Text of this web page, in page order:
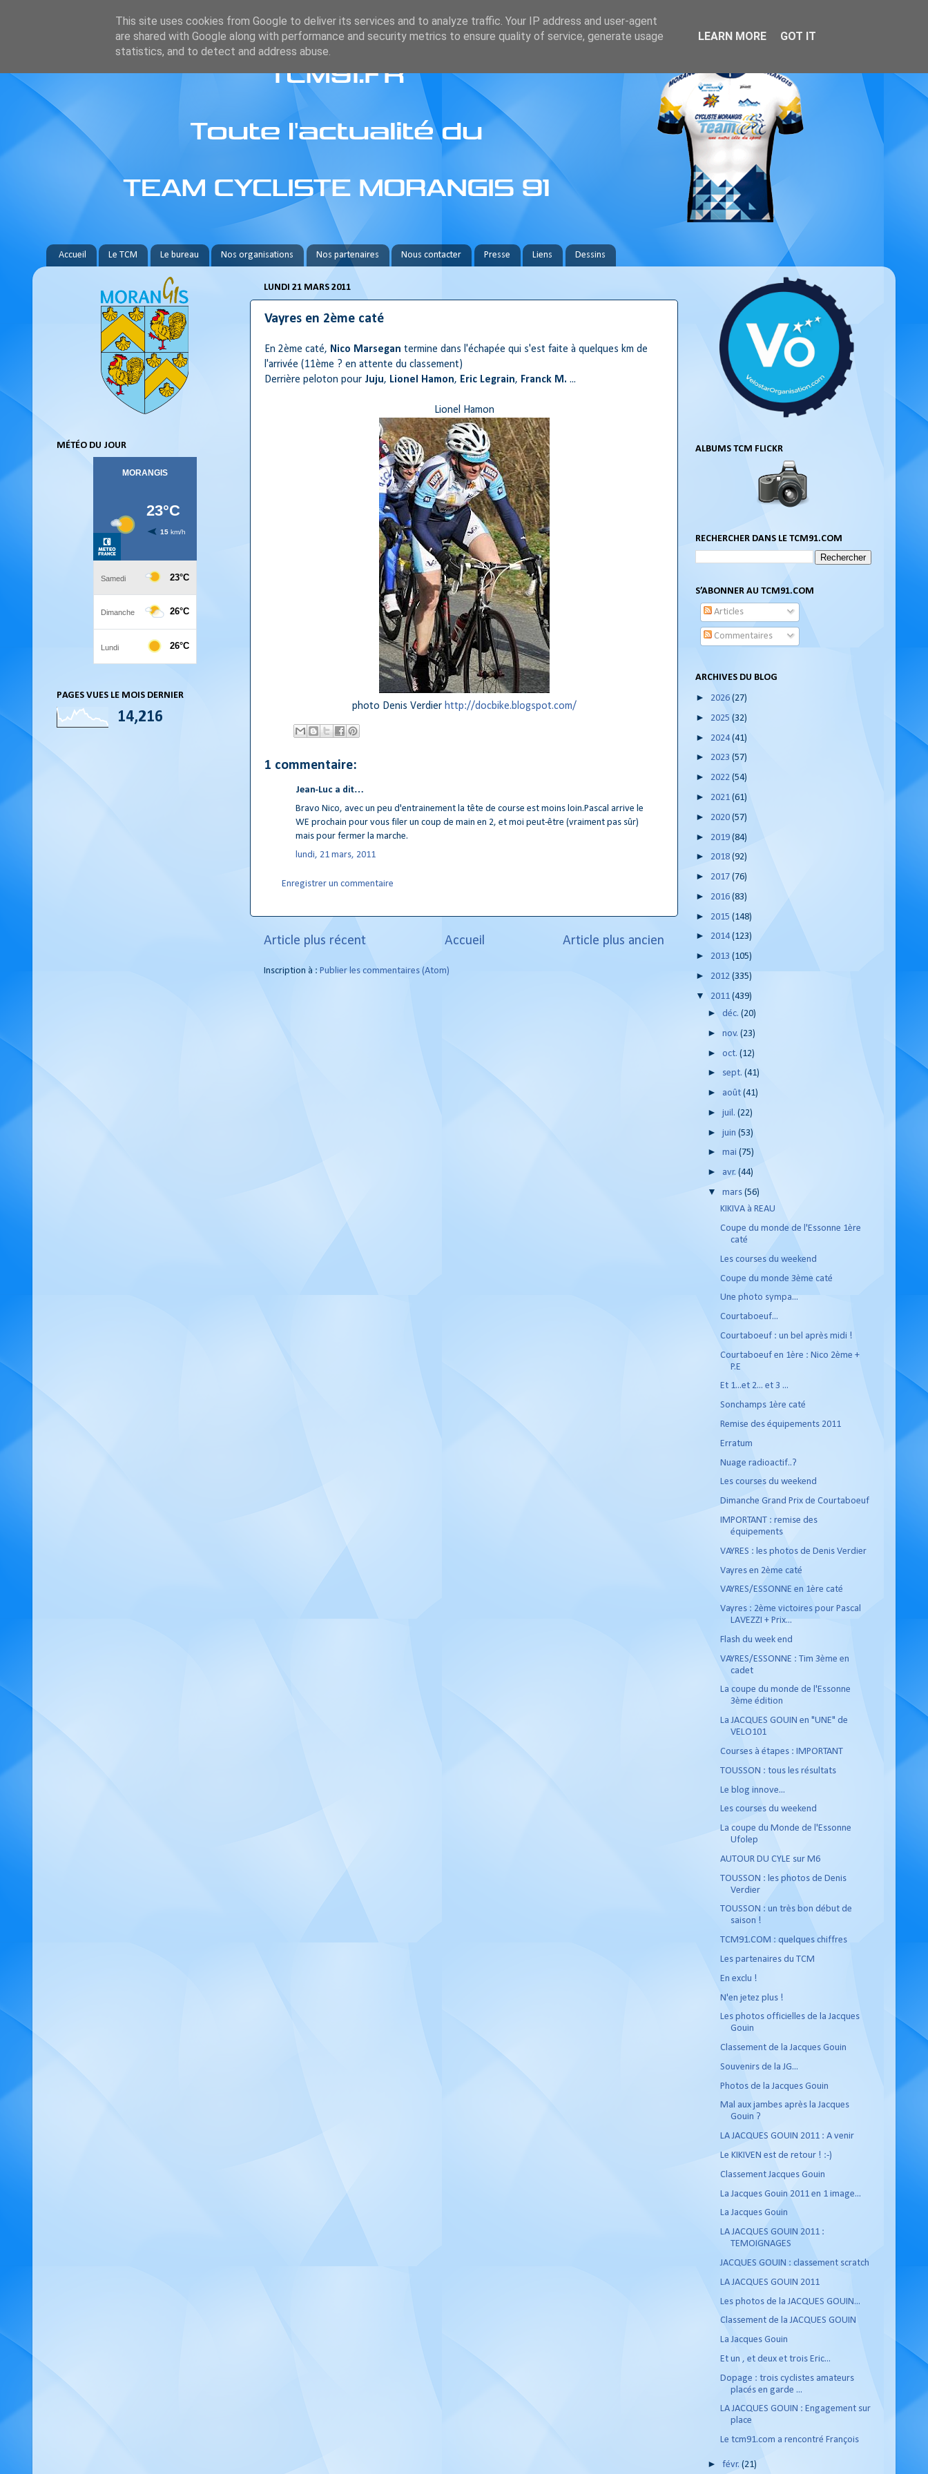
Accueil Le TCM Le bureau Nos organisations Nos partenaires Nous contacter Presse Liens Dessins
LUNDI 21 MARS 2011
Vayres en 2ème caté
En 2ème caté, Nico Marsegan termine dans l'échapée qui s'est faite à quelques km de
l'arrivée (11ème ? en attente du classement)
Derrière peloton pour Juju, Lionel Hamon, Eric Legrain, Franck M. ...
Lionel Hamon
photo Denis Verdier http://docbike.blogspot.com/
1 commentaire:
Jean-Luc a dit…
Bravo Nico, avec un peu d'entrainement la tête de course est moins loin.Pascal arrive le
WE prochain pour vous filer un coup de main en 2, et moi peut-être (vraiment pas sûr)
mais pour fermer la marche.
lundi, 21 mars, 2011
Enregistrer un commentaire
Article plus récent Article plus ancien
Accueil
Inscription à : Publier les commentaires (Atom)
MÉTÉO DU JOUR
PAGES VUES LE MOIS DERNIER
14,216
ALBUMS TCM FLICKR
RECHERCHER DANS LE TCM91.COM
S’ABONNER AU TCM91.COM
Articles
Commentaires
ARCHIVES DU BLOG
► 2026 (27)
► 2025 (32)
► 2024(41)
► 2023 (57)
► 2022 (54)
► 2021 (61)
► 2020 (57)
► 2019 (84)
► 2018 (92)
► 2017 (76)
► 2016 (83)
► 2015 (148)
► 2014(123)
► 2013 (105)
► 2012 (335)
▼ 2011 (439)
►déc.(20)
►nov.(23)
►oct.(12)
► sept.(41)
► août(41)
►juil.(22)
►juin(53)
►mai(75)
► avr.(44)
▼mars(56)
KIKIVA à REAU
Coupe du monde de l'Essonne 1ère
caté
Les courses du weekend
Coupe du monde 3ème caté
Une photo sympa...
Courtaboeuf...
Courtaboeuf : un bel après midi !
Courtaboeuf en 1ère : Nico 2ème +
P.E
Et 1...et 2... et 3 ...
Sonchamps 1ère caté
Remise des équipements 2011
Erratum
Nuage radioactif..?
Les courses du weekend
Dimanche Grand Prix de Courtaboeuf
IMPORTANT : remise des
équipements
VAYRES : les photos de Denis Verdier
Vayres en 2ème caté
VAYRES/ESSONNE en 1ère caté
Vayres : 2ème victoires pour Pascal
LAVEZZI + Prix...
Flash du week end
VAYRES/ESSONNE : Tim 3ème en
cadet
La coupe du monde de l'Essonne
3ème édition
La JACQUES GOUIN en "UNE" de
VELO101
Courses à étapes : IMPORTANT
TOUSSON : tous les résultats
Le blog innove...
Les courses du weekend
La coupe du Monde de l'Essonne
Ufolep
AUTOUR DU CYLE sur M6
TOUSSON : les photos de Denis
Verdier
TOUSSON : un très bon début de
saison !
TCM91.COM : quelques chiffres
Les partenaires du TCM
En exclu !
N'en jetez plus !
Les photos officielles de la Jacques
Gouin
Classement de la Jacques Gouin
Souvenirs de la JG...
Photos de la Jacques Gouin
Mal aux jambes après la Jacques
Gouin ?
LA JACQUES GOUIN 2011 : A venir
Le KIKIVEN est de retour ! :-)
Classement Jacques Gouin
La Jacques Gouin 2011 en 1 image...
La Jacques Gouin
LA JACQUES GOUIN 2011 :
TEMOIGNAGES
JACQUES GOUIN : classement scratch
LA JACQUES GOUIN 2011
Les photos de la JACQUES GOUIN...
Classement de la JACQUES GOUIN
La Jacques Gouin
Et un , et deux et trois Eric...
Dopage : trois cyclistes amateurs
placés en garde ...
LA JACQUES GOUIN : Engagement sur
place
Le tcm91.com a rencontré François
►févr.(21)
This site uses cookies from Google to deliver its services and to analyze traffic. Your IP address and user-agent
are shared with Google along with performance and security metrics to ensure quality of service, generate usage
statistics, and to detect and address abuse.
LEARN MORE GOT IT